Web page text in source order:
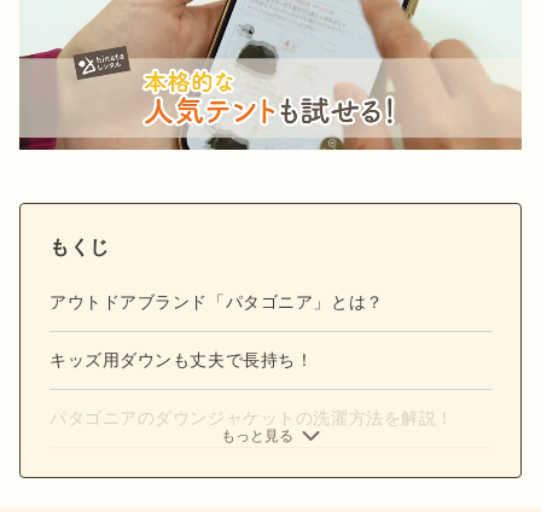
もくじ
アウトドアブランド「パタゴニア」とは？
キッズ用ダウンも丈夫で長持ち！
パタゴニアのダウンジャケットの洗濯方法を解説！
もっと見る